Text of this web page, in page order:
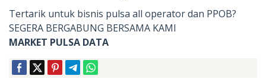
Tertarik untuk bisnis pulsa all operator dan PPOB?
SEGERA BERGABUNG BERSAMA KAMI
MARKET PULSA DATA